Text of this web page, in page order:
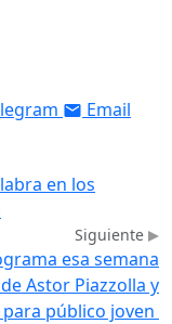
Email
en los
Siguiente
esa semana
Astor Piazzolla y
público joven